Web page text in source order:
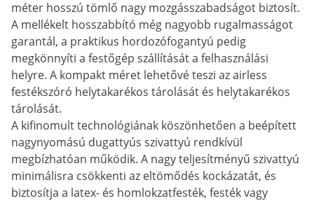
méter hosszú tömlő nagy mozgásszabadságot biztosít.
A mellékelt hosszabbító még nagyobb rugalmasságot
garantál, a praktikus hordozófogantyú pedig
megkönnyíti a festőgép szállítását a felhasználási
helyre. A kompakt méret lehetővé teszi az airless
festékszóró helytakarékos tárolását és helytakarékos
tárolását.
A kifinomult technológiának köszönhetően a beépített
nagynyomású dugattyús szivattyú rendkívül
megbízhatóan működik. A nagy teljesítményű szivattyú
minimálisra csökkenti az eltömődés kockázatát, és
biztosítja a latex- és homlokzatfesték, festék vagy